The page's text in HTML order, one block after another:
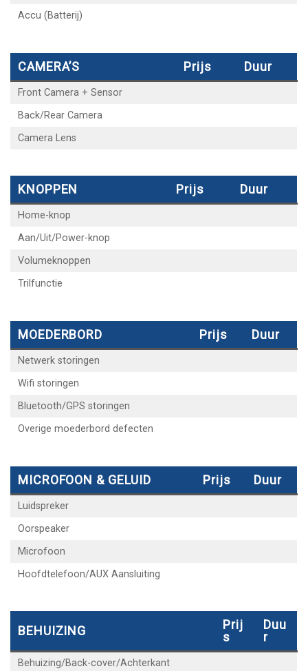
Accu (Batterij)
CAMERA’S Prijs Duur
Front Camera + Sensor
Back/Rear Camera
Camera Lens
KNOPPEN Prijs Duur
Home-knop
Aan/Uit/Power-knop
Volumeknoppen
Trilfunctie
MOEDERBORD Prijs Duur
Netwerk storingen
Wifi storingen
Bluetooth/GPS storingen
Overige moederbord defecten
MICROFOON & GELUID Prijs Duur
Luidspreker
Oorspeaker
Microfoon
Hoofdtelefoon/AUX Aansluiting
BEHUIZING
Prij
S
Duu
R
Behuizing/Back-cover/Achterkant